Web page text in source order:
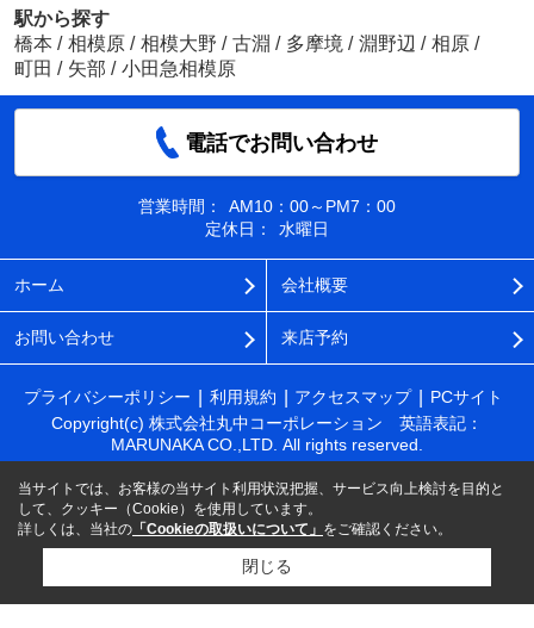
駅から探す
橋本 / 相模原 / 相模大野 / 古淵 / 多摩境 / 淵野辺 / 相原 /
町田 / 矢部 / 小田急相模原
電話でお問い合わせ
営業時間：
AM10：00～PM7：00
定休日：
水曜日
ホーム 会社概要
お問い合わせ 来店予約
プライバシーポリシー 利用規約 アクセスマップ
PCサイト
Copyright(c) 株式会社丸中コーポレーション 英語表記：
MARUNAKA CO.,LTD. All rights reserved.
当サイトでは、お客様の当サイト利用状況把握、サービス向上検討を目的と
して、クッキー（Cookie）を使用しています。
詳しくは、当社の 「Cookieの取扱いについて」 をご確認ください。
閉じる